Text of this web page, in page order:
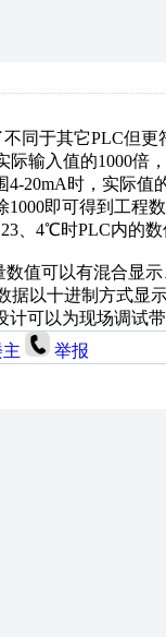
同于其它PLC但
输入值的1000倍
20mA时，实际值
即可得到工程
、4℃时PLC内的
值可以有混合显
以十进制方式显
计可以为现场调试
举报